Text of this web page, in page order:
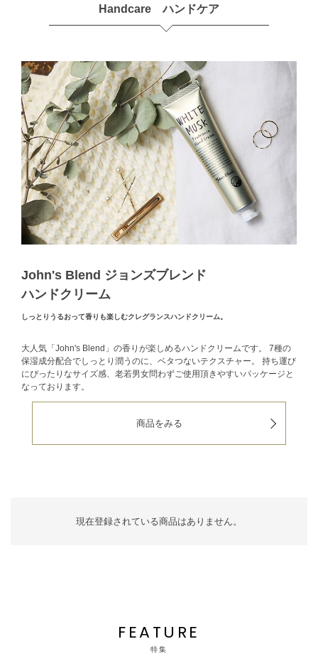
Handcare ハンドケア
John's Blend ジョンズブレンド
ハンドクリーム
しっとりうるおって香りも楽しむクレグランスハンドクリーム。
大人気「John's Blend」の香りが楽しめるハンドクリームです。
7種の
保湿成分配合でしっとり潤うのに、ベタつないテクスチャー。
持ち運び
にぴったりなサイズ感、老若男女問わずご使用頂きやすいパッケージと
なっております。
商品をみる
現在登録されている商品はありません。
FEATURE
特集